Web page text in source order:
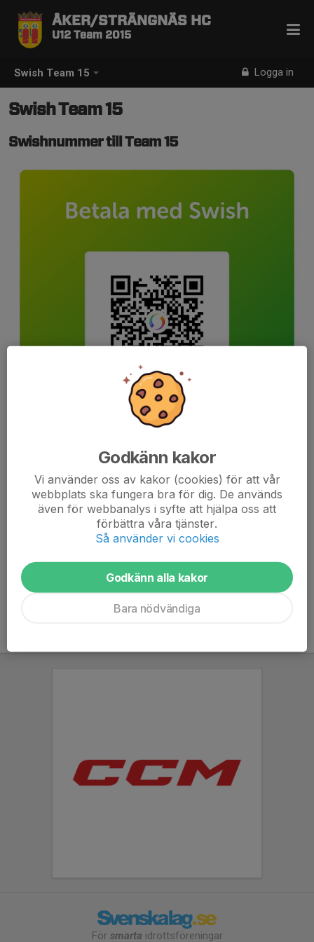
Swish Team 15 Logga in
ÅKER/STRÄNGNÄS HC
U12 Team 2015
Swish Team 15
Swishnummer till Team 15
För smarta idrottsföreningar
Godkänn kakor
Vi använder oss av kakor (cookies) för att vår
webbplats ska fungera bra för dig. De används
även för webbanalys i syfte att hjälpa oss att
förbättra våra tjänster.
Så använder vi cookies
Godkänn alla kakor
Bara nödvändiga